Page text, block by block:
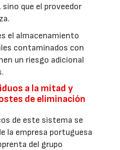
que el proveedor
el almacenamiento
contaminados con
un riesgo adicional
a la mitad y
de eliminación
de este sistema se
la empresa portuguesa
del grupo